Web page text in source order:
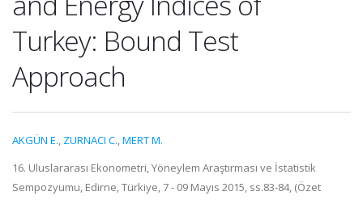
Turkey: Bound Test
Approach
AKGÜN E., ZURNACI C.,MERT M.
16. Uluslararası Ekonometri, Yöneylem Araştırması ve İstatistik
Sempozyumu, Edirne, Türkiye, 7 - 09 Mayıs 2015, ss.83-84, (Özet